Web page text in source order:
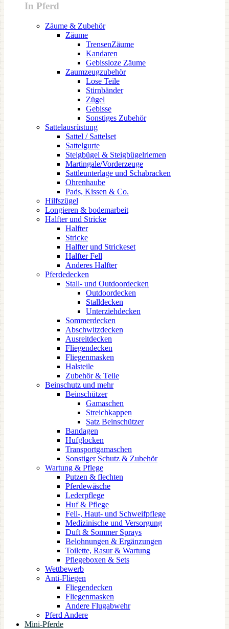
In Pferd
Zäume & Zubehör
Zäume
TrensenZäume
Kandaren
Gebissloze Zäume
Zaumzeugzubehör
Lose Teile
Stirnbänder
Zügel
Gebisse
Sonstiges Zubehör
Sattelausrüstung
Sattel / Sattelset
Sattelgurte
Steigbügel & Steigbügelriemen
Martingale/Vorderzeuge
Sattleunterlage und Schabracken
Ohrenhaube
Pads, Kissen & Co.
Hilfszügel
Longieren & bodemarbeit
Halfter und Stricke
Halfter
Stricke
Halfter und Strickeset
Halfter Fell
Anderes Halfter
Pferdedecken
Stall- und Outdoordecken
Outdoordecken
Stalldecken
Unterziehdecken
Sommerdecken
Abschwitzdecken
Ausreitdecken
Fliegendecken
Fliegenmasken
Halsteile
Zubehör & Teile
Beinschutz und mehr
Beinschützer
Gamaschen
Streichkappen
Satz Beinschützer
Bandagen
Hufglocken
Transportgamaschen
Sonstiger Schutz & Zubehör
Wartung & Pflege
Putzen & flechten
Pferdewäsche
Lederpflege
Huf & Pflege
Fell-, Haut- und Schweifpflege
Medizinische und Versorgung
Duft & Sommer Sprays
Belohnungen & Ergänzungen
Toilette, Rasur & Wartung
Pflegeboxen & Sets
Wettbewerb
Anti-Fliegen
Fliegendecken
Fliegenmasken
Andere Flugabwehr
Pferd Andere
Mini-Pferde